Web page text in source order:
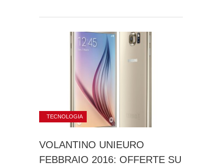
TECNOLOGIA
VOLANTINO UNIEURO
FEBBRAIO 2016: OFFERTE SU